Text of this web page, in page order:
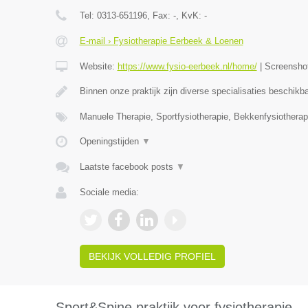
Tel: 0313-651196, Fax: -, KvK: -
E-mail › Fysiotherapie Eerbeek & Loenen
Website: https://www.fysio-eerbeek.nl/home/|
Binnen onze praktijk zijn diverse specialisaties
Manuele Therapie, Sportfysiotherapie,
Openingstijden ▼
Laatste facebook posts ▼
Sociale media:
BEKIJK VOLLEDIG PROFIEL